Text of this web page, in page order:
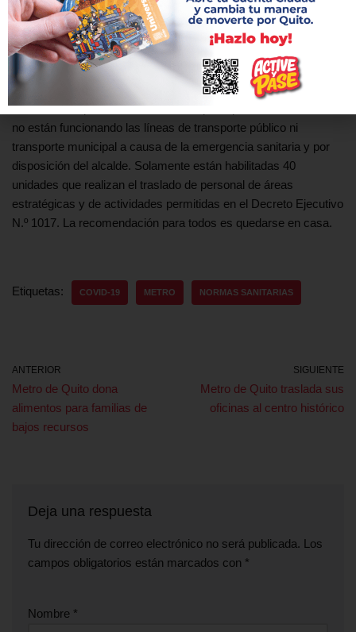
De esta forma, el Metro de Quito ratifica su compromiso para
priorizar la salud y el bienestar de los usuarios en el sistema de
transporte municipal más moderno del país. Además, pensando
en la integración de los servicios y en el cuidado de los
habitantes de Quito, son normas básicas de prevención que
deberán ser aplicadas a todo el transporte público. Actualmente
no están funcionando las líneas de transporte público ni
transporte municipal a causa de la emergencia sanitaria y por
disposición del alcalde. Solamente están habilitadas 40
unidades que realizan el traslado de personal de áreas
estratégicas y de actividades permitidas en el Decreto Ejecutivo
N.º 1017. La recomendación para todos es quedarse en casa.
Etiquetas: COVID-19 METRO NORMAS SANITARIAS
ANTERIOR
Metro de Quito dona
alimentos para familias de
bajos recursos
SIGUIENTE
Metro de Quito traslada sus
oficinas al centro histórico
Deja una respuesta
Tu dirección de correo electrónico no será publicada. Los
campos obligatorios están marcados con *
Nombre *